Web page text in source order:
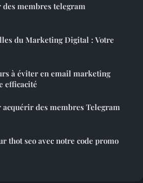
des membres telegram
du Marketing Digital : Votre
à éviter en email marketing
efficacité
acquérir des membres Telegram
thot seo avec notre code promo